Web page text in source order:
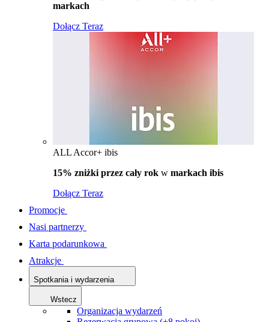
markach
Dołącz Teraz
ALL Accor+ ibis
15% zniżki przez cały rok w markach ibis
Dołącz Teraz
Promocje
Nasi partnerzy
Karta podarunkowa
Atrakcje
Spotkania i wydarzenia
Wstecz
Organizacja wydarzeń